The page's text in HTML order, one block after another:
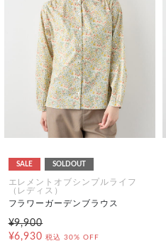
SALE SOLDOUT
エレメントオブシンプルライフ
（レディス）
フラワーガーデンブラウス
¥9,900
¥6,930 税込 30% OFF